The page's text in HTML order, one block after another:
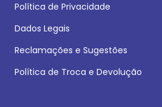
Política de Privacidade
Dados Legais
Reclamações e Sugestões
Política de Troca e Devolução